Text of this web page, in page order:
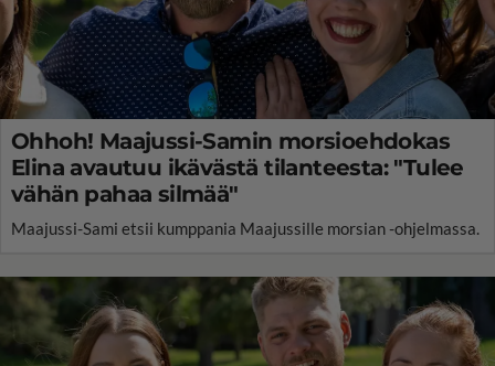
Ohhoh! Maajussi-Samin morsioehdokas
Elina avautuu ikävästä tilanteesta: "Tulee
vähän pahaa silmää"
Maajussi-Sami etsii kumppania Maajussille morsian -ohjelmassa.